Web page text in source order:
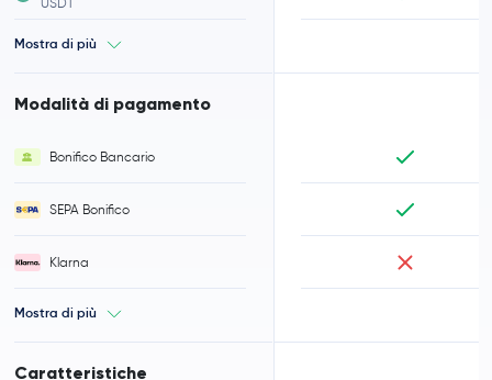
Mostra di più
Modalità di pagamento
Bonifico Bancario
SEPA Bonifico
Klarna
Mostra di più
Caratteristiche